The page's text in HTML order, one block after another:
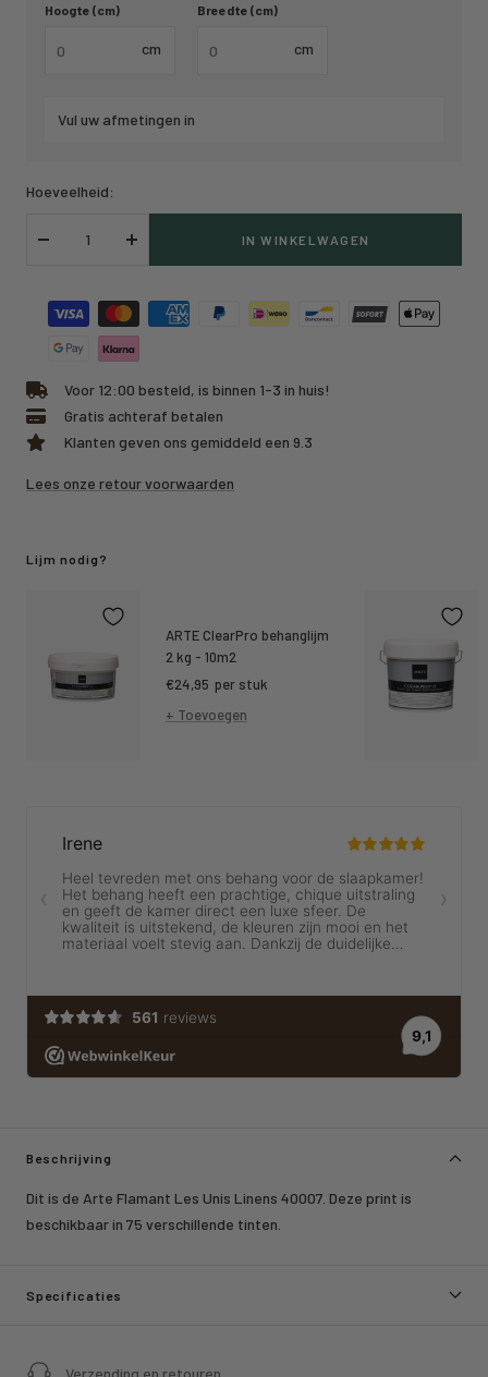
Hoogte (cm)
cm
Breedte (cm)
cm
Vul uw afmetingen in
Hoeveelheid:
Verlaag
Verhoog
IN WINKELWAGEN
Voor 12:00 besteld, is binnen 1-3 in huis!
Gratis achteraf betalen
Klanten geven ons gemiddeld een 9.3
Lees onze retour voorwaarden
Beschrijving
Dit is de Arte Flamant Les Unis Linens 40007. Deze print is
beschikbaar in 75 verschillende tinten.
Specificaties
Verzending en retouren
Lijm nodig?
ARTE ClearPro behanglijm
2 kg - 10m2
Kortings
prijs
€24,95 per stuk
+ Toevoegen